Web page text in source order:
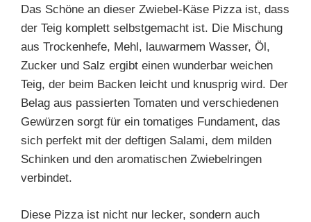
Das Schöne an dieser Zwiebel-Käse Pizza ist, dass
der Teig komplett selbstgemacht ist. Die Mischung
aus Trockenhefe, Mehl, lauwarmem Wasser, Öl,
Zucker und Salz ergibt einen wunderbar weichen
Teig, der beim Backen leicht und knusprig wird. Der
Belag aus passierten Tomaten und verschiedenen
Gewürzen sorgt für ein tomatiges Fundament, das
sich perfekt mit der deftigen Salami, dem milden
Schinken und den aromatischen Zwiebelringen
verbindet.
Diese Pizza ist nicht nur lecker, sondern auch